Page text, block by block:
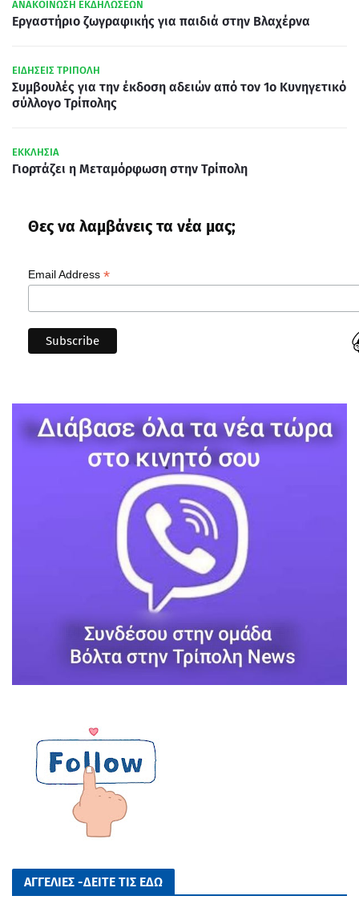
ΑΝΑΚΟΙΝΩΣΗ ΕΚΔΗΛΩΣΕΩΝ
Εργαστήριο ζωγραφικής για παιδιά στην Βλαχέρνα
ΕΙΔΗΣΕΙΣ ΤΡΙΠΟΛΗ
Συμβουλές για την έκδοση αδειών από τον 1ο Κυνηγετικό
σύλλογο Τρίπολης
ΕΚΚΛΗΣΙΑ
Γιορτάζει η Μεταμόρφωση στην Τρίπολη
Θες να λαμβάνεις τα νέα μας;
Email Address *
ΑΓΓΕΛΙΕΣ -ΔΕΙΤΕ ΤΙΣ ΕΔΩ